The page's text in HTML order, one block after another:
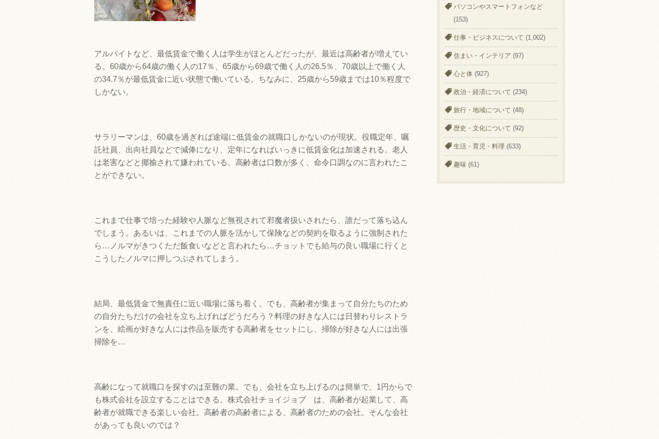
アルバイトなど、最低賃金で働く人は学生がほとんどだったが、最近は高齢者が増えてい
る。60歳から64歳の働く人の17％、65歳から69歳で働く人の26.5％、70歳以上で働く人
の34.7％が最低賃金に近い状態で働いている。ちなみに、25歳から59歳までは10％程度で
しかない。
サラリーマンは、60歳を過ぎれば途端に低賃金の就職口しかないのが現状。役職定年、嘱
託社員、出向社員などで減俸になり、定年になればいっきに低賃金化は加速される。老人
は老害などと揶揄されて嫌われている。高齢者は口数が多く、命令口調なのに言われたこ
とができない。
これまで仕事で培った経験や人脈など無視されて邪魔者扱いされたら、誰だって落ち込ん
でしまう。あるいは、これまでの人脈を活かして保険などの契約を取るように強制された
ら…ノルマがきつくただ飯食いなどと言われたら…チョットでも給与の良い職場に行くと
こうしたノルマに押しつぶされてしまう。
結局、最低賃金で無責任に近い職場に落ち着く。でも、高齢者が集まって自分たちのため
の自分たちだけの会社を立ち上げればどうだろう？料理の好きな人には日替わりレストラ
ンを、絵画が好きな人には作品を販売する高齢者をセットにし、掃除が好きな人には出張
掃除を…
高齢になって就職口を探すのは至難の業。でも、会社を立ち上げるのは簡単で、1円からで
も株式会社を設立することはできる。株式会社チョイジョブ は、高齢者が起業して、高
齢者が就職できる楽しい会社。高齢者の高齢者による、高齢者のための会社。そんな会社
があっても良いのでは？
パソコンやスマートフォンなど
(153)
仕事・ビジネスについて (1,002)
住まい・インテリア (97)
心と体 (927)
政治・経済について (234)
旅行・地域について (48)
歴史・文化について (92)
生活・育児・料理 (633)
趣味 (61)